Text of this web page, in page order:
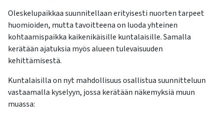
Oleskelupaikkaa suunnitellaan erityisesti nuorten tarpeet
huomioiden, mutta tavoitteena on luoda yhteinen
kohtaamispaikka kaikenikäisille kuntalaisille. Samalla
kerätään ajatuksia myös alueen tulevaisuuden
kehittämisestä.
Kuntalaisilla on nyt mahdollisuus osallistua suunnitteluun
vastaamalla kyselyyn, jossa kerätään näkemyksiä muun
muassa: